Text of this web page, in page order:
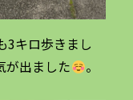
3キロ歩きまし
が出ました
。